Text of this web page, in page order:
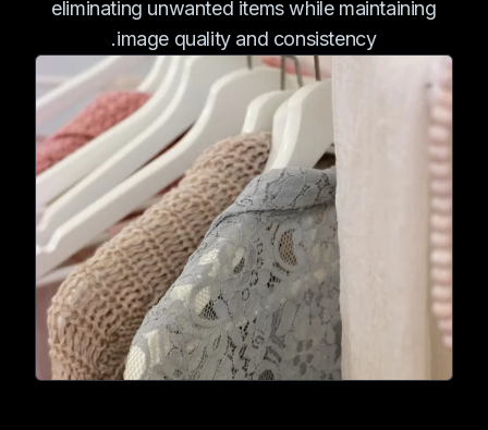
eliminating unwanted items while maintaining
image quality and consistency.